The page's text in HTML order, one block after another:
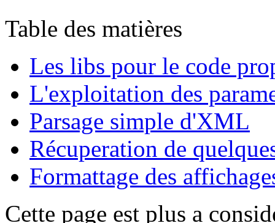
Table des matières
Les libs pour le code
L'exploitation des
Parsage simple d'XML
Récuperation de
Formattage des
Cette page est plus a